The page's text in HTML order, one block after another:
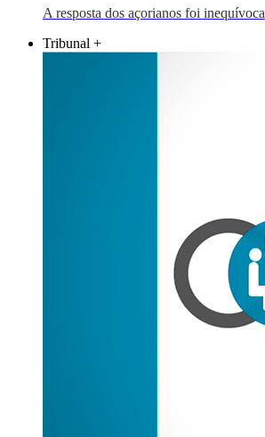
A resposta dos açorianos foi inequívoca
Tribunal +